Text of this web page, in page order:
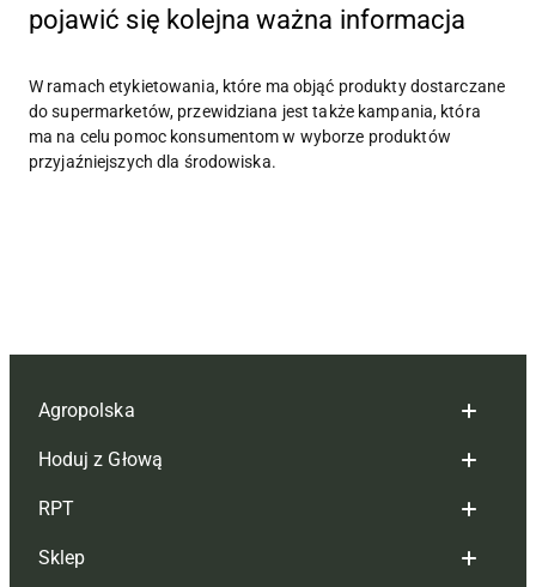
pojawić się kolejna ważna informacja
W ramach etykietowania, które ma objąć produkty dostarczane
do supermarketów, przewidziana jest także kampania, która
ma na celu pomoc konsumentom w wyborze produktów
przyjaźniejszych dla środowiska.
Agropolska
Redakcja
Reklama
Tagi
Hoduj z Głową
Hoduj z głową bydło
Hoduj z głową świnie
RPT
Redakcja
Sklep